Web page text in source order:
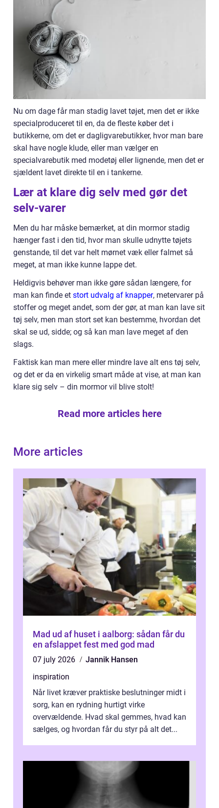
Nu om dage får man stadig lavet tøjet, men det er ikke
specialproduceret til en, da de fleste køber det i
butikkerne, om det er dagligvarebutikker, hvor man bare
skal have nogle klude, eller man vælger en
specialvarebutik med modetøj eller lignende, men det er
sjældent lavet direkte til en i tankerne.
Lær at klare dig selv med gør det
selv-varer
Men du har måske bemærket, at din mormor stadig
hænger fast i den tid, hvor man skulle udnytte tøjets
genstande, til det var helt mørnet væk eller falmet så
meget, at man ikke kunne lappe det.
Heldigvis behøver man ikke gøre sådan længere, for
man kan finde et stort udvalg af knapper, metervarer på
stoffer og meget andet, som der gør, at man kan lave sit
tøj selv, men man stort set kan bestemme, hvordan det
skal se ud, sidde; og så kan man lave meget af den
slags.
Faktisk kan man mere eller mindre lave alt ens tøj selv,
og det er da en virkelig smart måde at vise, at man kan
klare sig selv – din mormor vil blive stolt!
Read more articles here
More articles
Mad ud af huset i aalborg: sådan får du
en afslappet fest med god mad
07 july 2026
Jannik Hansen
inspiration
Når livet kræver praktiske beslutninger midt i
sorg, kan en rydning hurtigt virke
overvældende. Hvad skal gemmes, hvad kan
sælges, og hvordan får du styr på alt det...